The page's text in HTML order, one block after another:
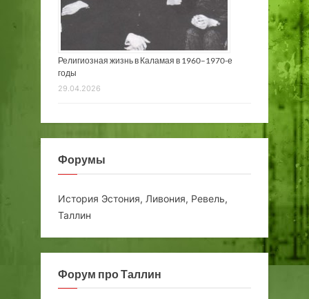
Религиозная жизнь в Каламая в 1960–1970-е
годы
29.04.2026
Форумы
История Эстония, Ливония, Ревель,
Таллин
Форум про Таллин